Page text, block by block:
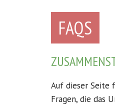
FAQS
Auf dieser Seite
Fragen, die das